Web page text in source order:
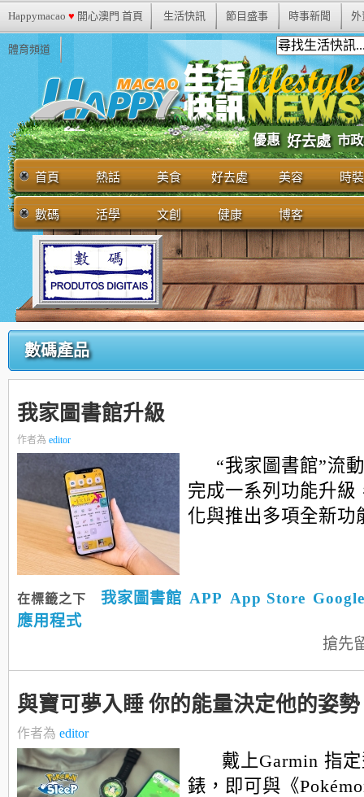
Happymacao ♥ 開心澳門 首頁 生活快訊 節目盛事 時事新聞 外
體育頻道
優惠 好去處 市
首頁 熱話 美食 好去處 美容 時裝
數碼 活學 文創 健康 博客
數碼產品
我家圖書館升級
作者為 editor
“我家圖書館”流
完成一系列功能升級
化與推出多項全新功
在標籤之下 我家圖書館 APP App Store
應用程式
搶先
與寶可夢入睡 你的能量決定他的姿勢
作者為 editor
戴上Garmin 指
錶，即可與《